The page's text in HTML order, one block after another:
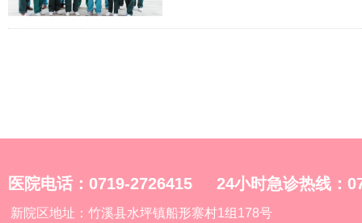
医院电话：0719-2726415 24小时急诊热线：
新院区地址：竹溪县水坪镇船形寨村1组178号